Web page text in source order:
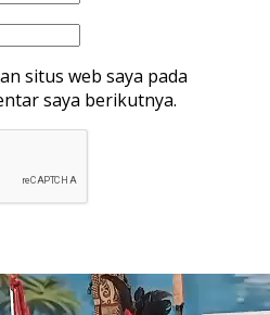
situs web saya pada
saya berikutnya.